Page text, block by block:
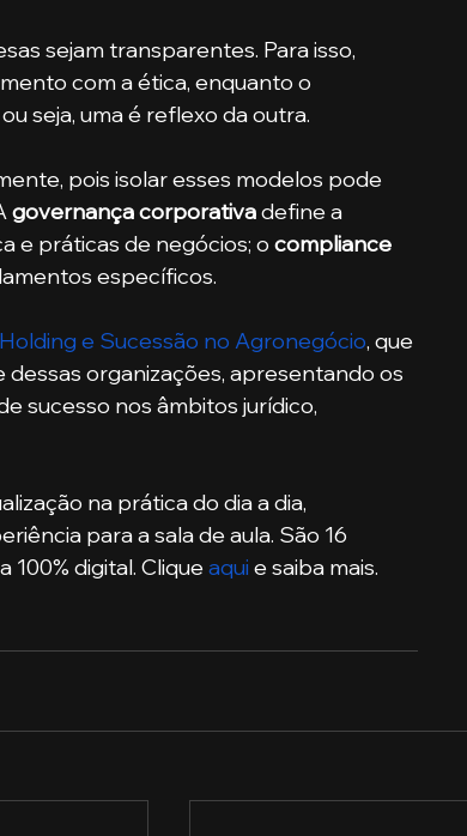
sejam transparentes. Para isso,
com a ética, enquanto o
seja, uma é reflexo da outra.
governança corporativa define a
e práticas de negócios; o compliance
específicos.
e Sucessão no Agronegócio, que
organizações, apresentando os
sucesso nos âmbitos jurídico,
para a sala de aula. São 16
100% digital. Clique aqui e saiba mais.